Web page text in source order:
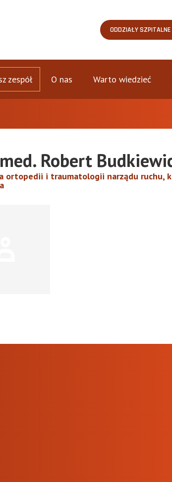
ODDZIAŁY SZPITALNE
zespół O nas Warto wiedzieć
Robert
ortopedii i traumatologii narządu ruchu,